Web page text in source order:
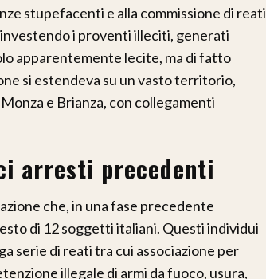
stupefacenti e alla commissione di reati
i proventi illeciti, generati
apparentemente lecite, ma di fatto
si estendeva su un vasto territorio,
e Brianza, con collegamenti
arresti precedenti
che, in una fase precedente
di 12 soggetti italiani. Questi individui
serie di reati tra cui associazione per
illegale di armi da fuoco, usura,